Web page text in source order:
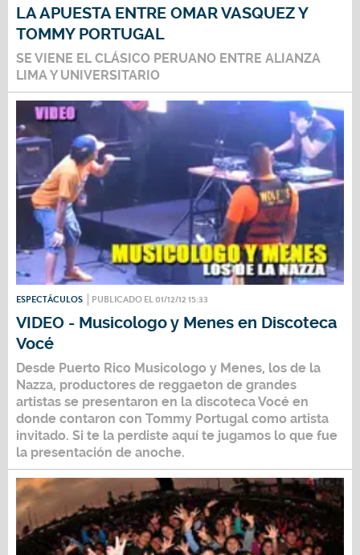
LA APUESTA ENTRE OMAR VASQUEZ Y
TOMMY PORTUGAL
SE VIENE EL CLÁSICO PERUANO ENTRE ALIANZA
LIMA Y UNIVERSITARIO
ESPECTÁCULOS PUBLICADO EL 01/12/12 15:33
VIDEO - Musicologo y Menes en Discoteca
Vocé
Desde Puerto Rico Musicologo y Menes, los de la
Nazza, productores de reggaeton de grandes
artistas se presentaron en la discoteca Vocé en
donde contaron con Tommy Portugal como artista
invitado. Si te la perdiste aquí te jugamos lo que fue
la presentación de anoche.